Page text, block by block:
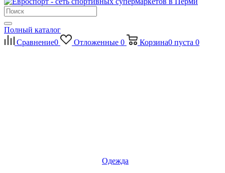
Полный каталог
Сравнение0 Отложенные 0 Корзина0 пуста 0
Одежда